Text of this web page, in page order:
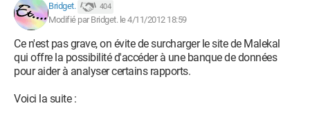
Bridget. 404
Modifié par Bridget. le 4/11/2012 18:59
Ce n'est pas grave, on évite de surcharger le site de Malekal
qui offre la possibilité d'accéder à une banque de données
pour aider à analyser certains rapports.
Voici la suite :